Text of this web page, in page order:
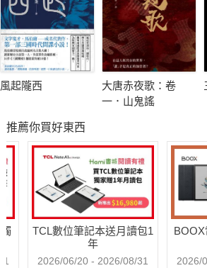
風起隴西
大唐赤夜歌：卷
一．山鬼謠
推薦你買好東西
TCL數位筆記本送月讀包1
年
2026/06/20 - 2026/08/31 2026/